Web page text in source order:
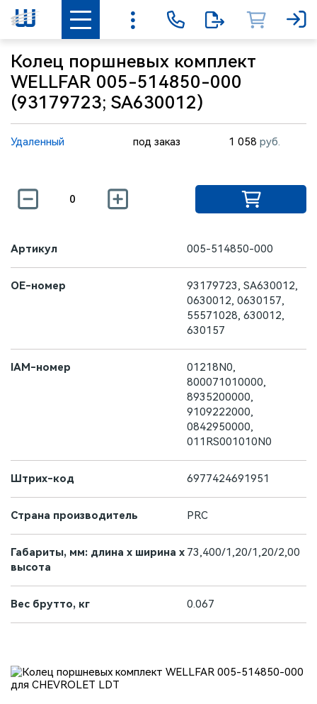
Колец поршневых комплект
WELLFAR 005-514850-000
(93179723; SA630012)
Удаленный под заказ 1 058 руб.
Артикул 005-514850-000
OE-номер
93179723, SA630012,
0630012, 0630157,
55571028, 630012,
630157
IAM-номер
01218N0,
800071010000,
8935200000,
9109222000,
0842950000,
011RS001010N0
Штрих-код 6977424691951
Страна производитель PRC
Габариты, мм: длина х ширина х
высота
73,400/1,20/1,20/2,00
Вес брутто, кг 0.067